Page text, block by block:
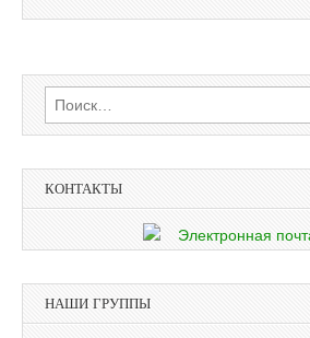
Найти:
КОНТАКТЫ
НАШИ ГРУППЫ